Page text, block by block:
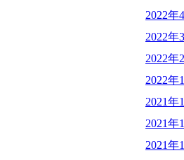
2022年
2022年
2022年
2022年
2021年
2021年
2021年